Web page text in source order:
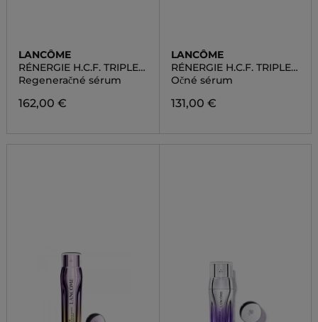
LANCÔME
RÉNERGIE H.C.F. TRIPLE
SERUM
Regeneračné sérum
162,00 €
LANCÔME
RÉNERGIE H.C.F. TRIPLE
SERUM YEUX
Očné sérum
131,00 €